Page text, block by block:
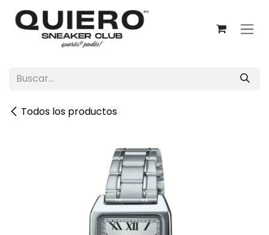
Ir al contenido
Todos los productos